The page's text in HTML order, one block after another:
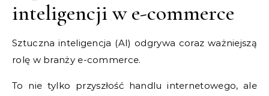
inteligencji w e-commerce
Sztuczna inteligencja (AI) odgrywa coraz ważniejszą
rolę w branży e-commerce.
To nie tylko przyszłość handlu internetowego, ale